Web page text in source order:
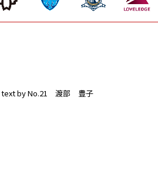
text by No.21 渡部 豊子